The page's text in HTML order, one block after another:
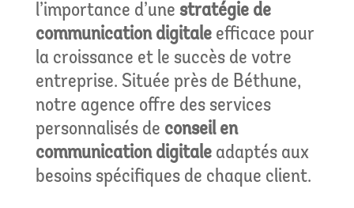
l’importance d’une stratégie de
communication digitaleefficace pour
la croissance et le succès de votre
entreprise. Située près de Béthune,
notre agence offre des services
personnalisés de conseil en
communication digitaleadaptés aux
besoins spécifiques de chaque client.